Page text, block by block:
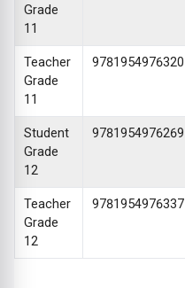
Grade
11
Teacher
Grade
11
9781954976320
Student
Grade
12
9781954976269
Teacher
Grade
12
9781954976337